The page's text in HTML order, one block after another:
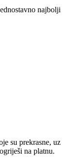
najbolji
su prekrasne, uz
na platnu.